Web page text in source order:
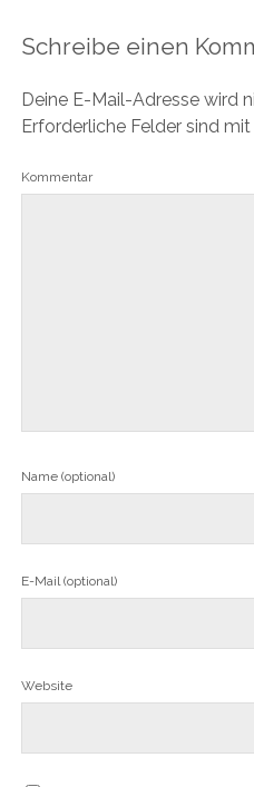
Schreibe einen
Deine E-Mail-Adresse wird
Erforderliche Felder sind mit
Kommentar
Name (optional)
E-Mail (optional)
Website